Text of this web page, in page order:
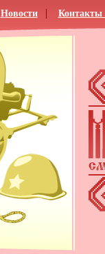
Новости Контакты